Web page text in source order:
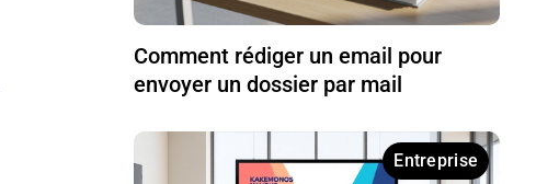
Comment rédiger un email pour
envoyer un dossier par mail
Entreprise